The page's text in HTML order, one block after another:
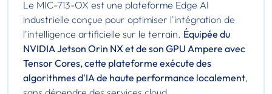
Le MIC-713-OX est une plateforme Edge AI
industrielle conçue pour optimiser l'intégration de
l'intelligence artificielle sur le terrain. Équipée du
NVIDIA Jetson Orin NX et de son GPU Ampere avec
Tensor Cores, cette plateforme exécute des
algorithmes d'IA de haute performance localement,